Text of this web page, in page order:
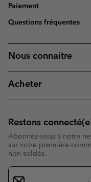
Paiement
Questions fréquentes
Nous connaitre
Acheter
Restons
Abonnez-vous à notre
sur votre première
non soldés.
Inscription